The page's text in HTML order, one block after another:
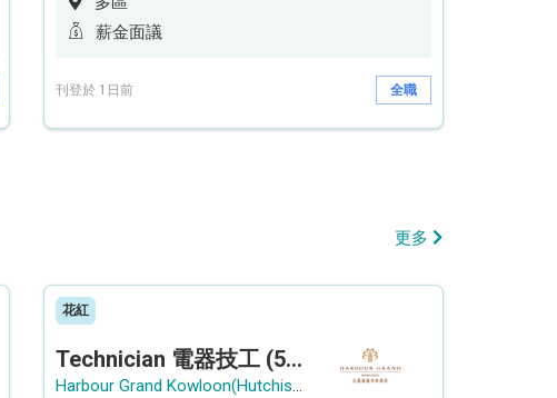
薪金面議
刊登於 1日前 全職
更多
花紅
Technician 電器技工 (5-Day Work Week)
Harbour Grand Kowloon(Hutchison Hotel Hong Kong Limited)